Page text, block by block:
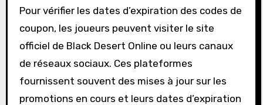
Pour vérifier les dates d’expiration des codes de
coupon, les joueurs peuvent visiter le site
officiel de Black Desert Online ou leurs canaux
de réseaux sociaux. Ces plateformes
fournissent souvent des mises à jour sur les
promotions en cours et leurs dates d’expiration